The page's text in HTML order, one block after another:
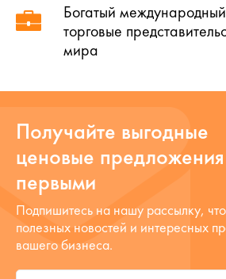
Богатый
торговые
мира
Получайте выгодные
ценовые предложения
первыми
Подпишитесь на нашу рассылку,
полезных новостей и интересных
вашего бизнеса.